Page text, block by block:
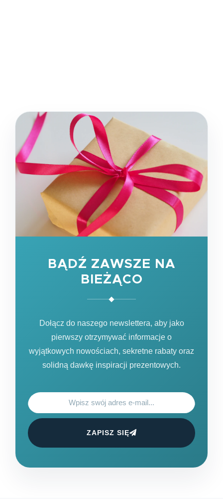
BĄDŹ ZAWSZE NA
BIEŻĄCO
Dołącz do naszego newslettera, aby jako
pierwszy otrzymywać informacje o
wyjątkowych nowościach, sekretne rabaty oraz
solidną dawkę inspiracji prezentowych.
ZAPISZ SIĘ